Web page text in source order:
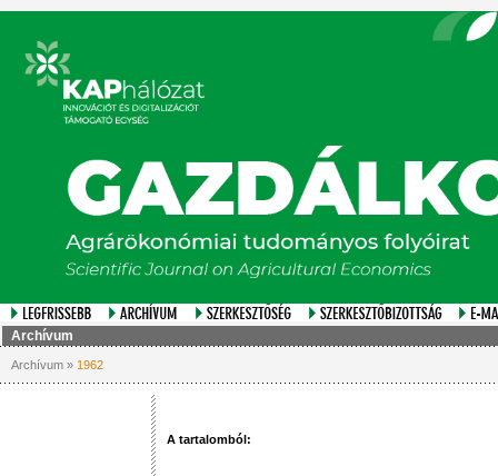
Archívum
Archívum » 1962
A tartalomból: